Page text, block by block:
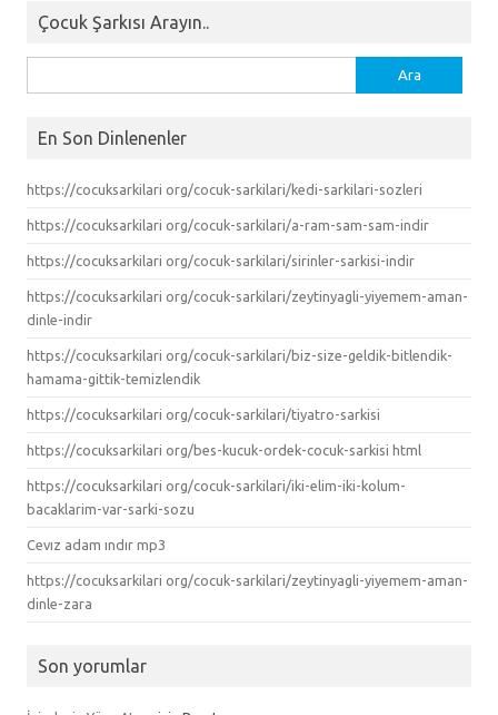
Çocuk Şarkısı Arayın..
En Son Dinlenenler
https://cocuksarkilari org/cocuk-sarkilari/kedi-sarkilari-sozleri
https://cocuksarkilari org/cocuk-sarkilari/a-ram-sam-sam-indir
https://cocuksarkilari org/cocuk-sarkilari/sirinler-sarkisi-indir
https://cocuksarkilari org/cocuk-sarkilari/zeytinyagli-yiyemem-aman-
dinle-indir
https://cocuksarkilari org/cocuk-sarkilari/biz-size-geldik-bitlendik-
hamama-gittik-temizlendik
https://cocuksarkilari org/cocuk-sarkilari/tiyatro-sarkisi
https://cocuksarkilari org/bes-kucuk-ordek-cocuk-sarkisi html
https://cocuksarkilari org/cocuk-sarkilari/iki-elim-iki-kolum-
bacaklarim-var-sarki-sozu
Cevız adam ındır mp3
https://cocuksarkilari org/cocuk-sarkilari/zeytinyagli-yiyemem-aman-
dinle-zara
Son yorumlar